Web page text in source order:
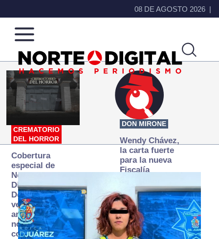
08 DE AGOSTO 2026
Norte
de
Ciudad
Más
que
noticias,
hacemos periodismo
CREMATORIO
DEL HORROR
Cobertura
especial de
Norte
Digital:
Donde la
verdad
arde… pero
no se
consume
DON MIRONE
Wendy Chávez,
la carta fuerte
para la nueva
Fiscalía